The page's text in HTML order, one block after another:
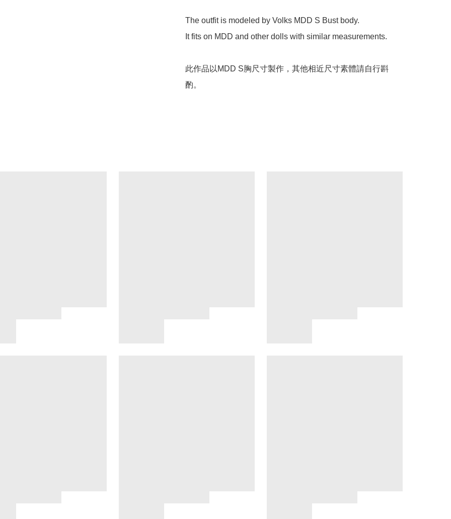
The outfit is modeled by Volks MDD S Bust body.
It fits on MDD and other dolls with similar measurements.
此作品以MDD S胸尺寸製作，其他相近尺寸素體請自行斟
酌。